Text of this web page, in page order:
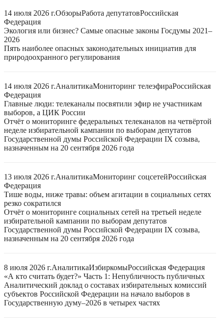
14 июля 2026 г.ОбзорыРабота депутатовРоссийская
Федерация
Экология или бизнес? Самые опасные законы Госдумы 2021–
2026
Пять наиболее опасных законодательных инициатив для
природоохранного регулирования
14 июля 2026 г.АналитикаМониторинг телеэфираРоссийская
Федерация
Главные люди: телеканалы посвятили эфир не участникам
выборов, а ЦИК России
Отчёт о мониторинге федеральных телеканалов на четвёртой
неделе избирательной кампании по выборам депутатов
Государственной думы Российской Федерации IX созыва,
назначенным на 20 сентября 2026 года
13 июля 2026 г.АналитикаМониторинг соцсетейРоссийская
Федерация
Тише воды, ниже травы: объем агитации в социальных сетях
резко сократился
Отчёт о мониторинге социальных сетей на третьей неделе
избирательной кампании по выборам депутатов
Государственной думы Российской Федерации IX созыва,
назначенным на 20 сентября 2026 года
8 июля 2026 г.АналитикаИзбиркомыРоссийская Федерация
«А кто считать будет?» Часть 1: Непубличность публичных
Аналитический доклад о составах избирательных комиссий
субъектов Российской Федерации на начало выборов в
Государственную думу–2026 в четырех частях